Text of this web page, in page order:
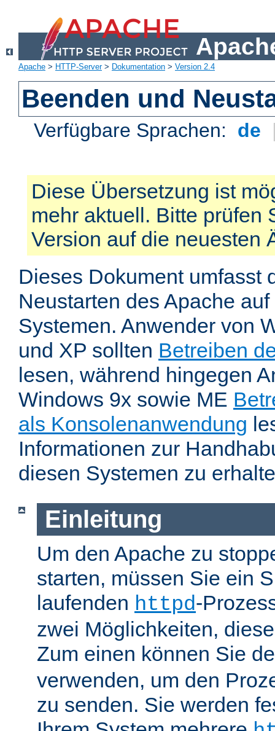
Apache > HTTP-Server> Dokumentation > Version 2.4
Beenden und
Verfügbare Sprachen: de
Diese Übersetzung ist
mehr aktuell. Bitte prüfen
Version auf die neuesten
Dieses Dokument umfasst
Neustarten des Apache
Systemen. Anwender von
und XP sollten Betreiben
lesen, während hingegen
Windows 9x sowie ME
als Konsolenanwendung
Informationen zur
diesen Systemen zu
Einleitung
Um den Apache zu
starten, müssen Sie ein
laufenden httpd-
zwei Möglichkeiten,
Zum einen können Sie
verwenden, um den
zu senden. Sie werden